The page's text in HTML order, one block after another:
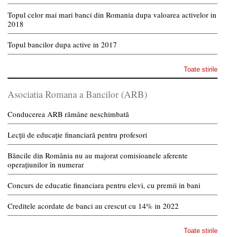
Topul celor mai mari banci din Romania dupa valoarea activelor in
2018
Topul bancilor dupa active in 2017
Toate stirile
Asociatia Romana a Bancilor (ARB)
Conducerea ARB rămâne neschimbată
Lecții de educație financiară pentru profesori
Băncile din România nu au majorat comisioanele aferente
operațiunilor în numerar
Concurs de educatie financiara pentru elevi, cu premii in bani
Creditele acordate de banci au crescut cu 14% in 2022
Toate stirile